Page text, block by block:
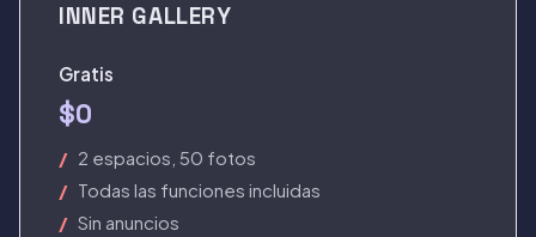
INNER GALLERY
Gratis
$0
2 espacios, 50 fotos
Todas las funciones incluidas
Sin anuncios